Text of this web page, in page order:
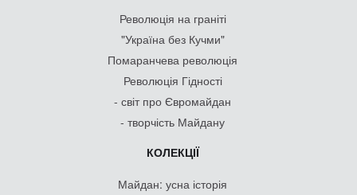
Революція на граніті
"Україна без Кучми"
Помаранчева революція
Революція Гідності
- світ про Євромайдан
- творчість Майдану
КОЛЕКЦІЇ
Майдан: усна історія